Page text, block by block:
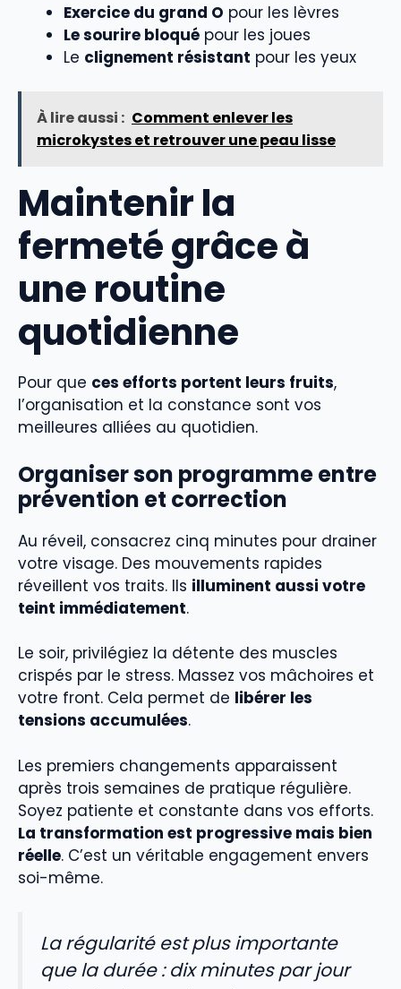
Exercice du grand O pour les lèvres
Le sourire bloqué pour les joues
Le clignement résistant pour les yeux
À lire aussi : Comment enlever les
microkystes et retrouver une peau lisse
Maintenir la
fermeté grâce à
une routine
quotidienne
Pour que ces efforts portent leurs fruits,
l’organisation et la constance sont vos
meilleures alliées au quotidien.
Organiser son programme entre
prévention et correction
Au réveil, consacrez cinq minutes pour drainer
votre visage. Des mouvements rapides
réveillent vos traits. Ils illuminent aussi votre
teint immédiatement.
Le soir, privilégiez la détente des muscles
crispés par le stress. Massez vos mâchoires et
votre front. Cela permet de libérer les
tensions accumulées.
Les premiers changements apparaissent
après trois semaines de pratique régulière.
Soyez patiente et constante dans vos efforts.
La transformation est progressive mais bien
réelle. C’est un véritable engagement envers
soi-même.
La régularité est plus importante
que la durée : dix minutes par jour